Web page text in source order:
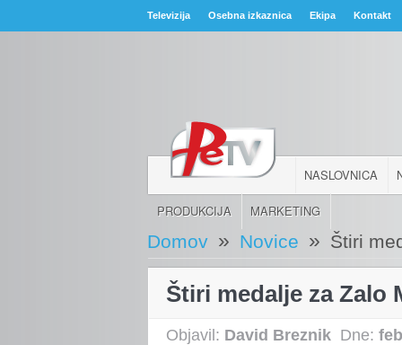
Televizija Osebna izkaznica Ekipa Kontakt
NASLOVNICA
PRODUKCIJA MARKETING
Domov » Novice » Štiri
Štiri medalje za Zalo
Objavil: David Breznik Dne: